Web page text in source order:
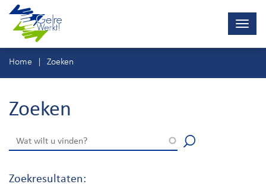
Ga
direct
naar
Home
Zoeken
Zoeken
Zoekresultaten: